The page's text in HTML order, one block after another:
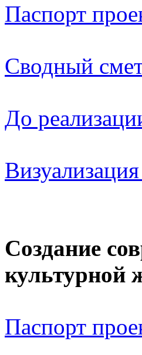
Паспорт
Сводный
До
Создание
культурной
Паспорт